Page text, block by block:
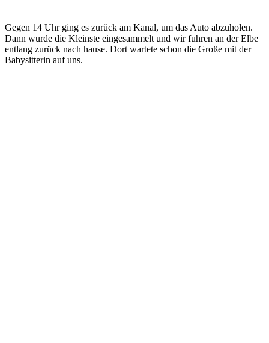
Gegen 14 Uhr ging es zurück am Kanal, um das Auto abzuholen.
Dann wurde die Kleinste eingesammelt und wir fuhren an der Elbe
entlang zurück nach hause. Dort wartete schon die Große mit der
Babysitterin auf uns.